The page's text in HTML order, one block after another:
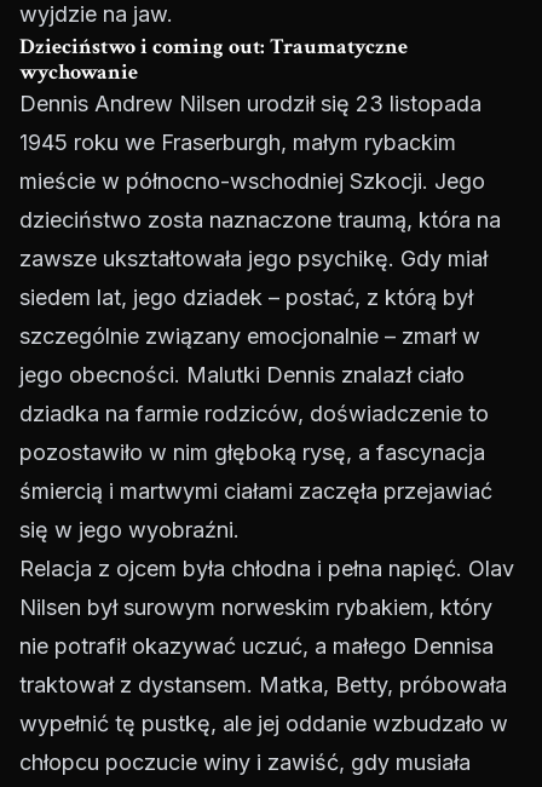
wyjdzie na jaw.
Dzieciństwo i coming out: Traumatyczne
wychowanie
Dennis Andrew Nilsen urodził się 23 listopada
1945 roku we Fraserburgh, małym rybackim
mieście w północno-wschodniej Szkocji. Jego
dzieciństwo zosta naznaczone traumą, która na
zawsze ukształtowała jego psychikę. Gdy miał
siedem lat, jego dziadek – postać, z którą był
szczególnie związany emocjonalnie – zmarł w
jego obecności. Malutki Dennis znalazł ciało
dziadka na farmie rodziców, doświadczenie to
pozostawiło w nim głęboką rysę, a fascynacja
śmiercią i martwymi ciałami zaczęła przejawiać
się w jego wyobraźni.
Relacja z ojcem była chłodna i pełna napięć. Olav
Nilsen był surowym norweskim rybakiem, który
nie potrafił okazywać uczuć, a małego Dennisa
traktował z dystansem. Matka, Betty, próbowała
wypełnić tę pustkę, ale jej oddanie wzbudzało w
chłopcu poczucie winy i zawiść, gdy musiała